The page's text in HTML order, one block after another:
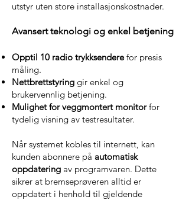
utstyr uten store installasjonskostnader.
Avansert teknologi og enkel betjening
Opptil 10 radio trykksenderefor presis
måling.
Nettbrettstyring gir enkel og
brukervennlig betjening.
Mulighet for veggmontert monitorfor
tydelig visning av testresultater.
Når systemet kobles til internett, kan
kunden abonnere på automatisk
oppdatering av programvaren. Dette
sikrer at bremseprøveren alltid er
oppdatert i henhold til gjeldende